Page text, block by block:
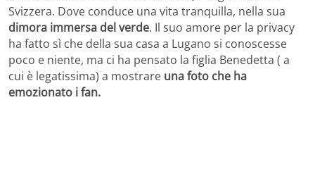
Svizzera. Dove conduce una vita tranquilla, nella sua
dimora immersa del verde. Il suo amore per la privacy
ha fatto sì che della sua casa a Lugano si conoscesse
poco e niente, ma ci ha pensato la figlia Benedetta ( a
cui è legatissima) a mostrare una foto che ha
emozionato i fan.